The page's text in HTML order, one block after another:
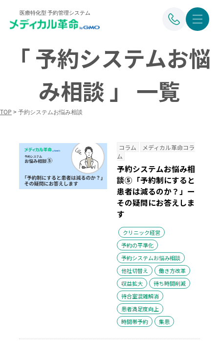
医療特化型 予約管理システム
「 予約システムお悩
み相談 」 一覧
TOP > 予約システムお悩み相談
コラム
メディカル革命コラ
ム
予約システムお悩み相
談⑤「予約制にすると
患者は減るのか？」ー
その疑問にお答えしま
す
クリニック経営
予約の平準化
予約システムお悩み相談
他社切替え
働き方改革
収益拡大
待ち時間削減
待合室混雑解消
患者満足度向上
時間帯予約
集患